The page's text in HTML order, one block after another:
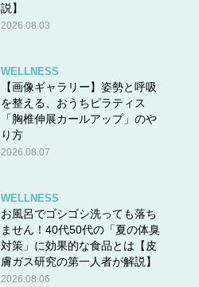
説】
2026.08.03
WELLNESS
【画像ギャラリー】姿勢と呼吸
を整える、おうちピラティス
「胸椎伸展カールアップ」のや
り方
2026.08.07
WELLNESS
お風呂でゴシゴシ洗っても落ち
ません！40代50代の「夏の体臭
対策」に効果的な食品とは【皮
膚ガス研究の第一人者が解説】
2026.08.06